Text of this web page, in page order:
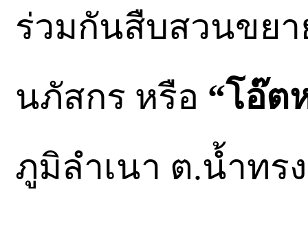
ร่วมกันสืบสวนขย
นภัสกร หรือ “โอ๊ต
ภูมิลำเนา ต.น้ำทร